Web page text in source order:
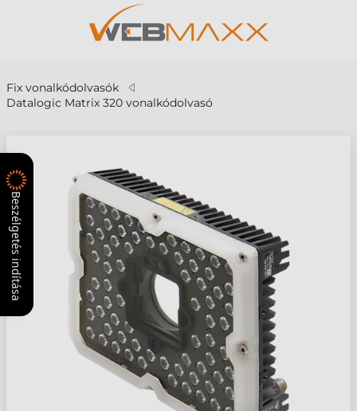
Fix vonalkódolvasók
Datalogic Matrix 320 vonalkódolvasó
Beszélgetés indítása